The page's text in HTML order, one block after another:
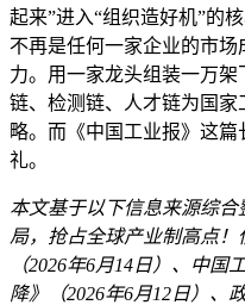
起来”进入“组织造好机”的
不再是任何一家企业的市
力。用一家龙头组装一万
链、检测链、人才链为国
略。而《中国工业报》这
礼。
本文基于以下信息来源综
局，抢占全球产业制高点！
（2026年6月14日）、中
降》（2026年6月12日）、